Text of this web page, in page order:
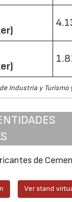
Industria y Turismo
de
Ver stand